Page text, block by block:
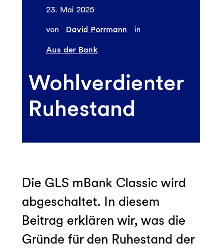
23. Mai 2025
von David Porrmann in
Aus der Bank
Wohlverdienter
Ruhestand
Die GLS mBank Classic wird
abgeschaltet. In diesem
Beitrag erklären wir, was die
Gründe für den Ruhestand der